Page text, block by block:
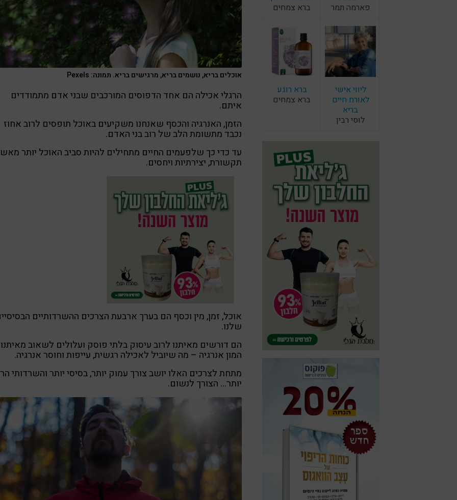
פארמה תמר
ברא צמחים
ליווי אישי
לאורח חיים
בריא
לוסי רבין
ברא רוגע
ברא צמחים
אוכלים בריא, נושמים בריא, מרגישים בריא. תמונה: Pexels
הרגלי אכילה הם אחד הדפוסים המורכבים שבני אדם מתמודדים
איתם.
הזמן, האנרגיה והכסף שאנחנו משקיעים באוכל תופסים לרוב אחוז
נכבד מתשומת הלב של רוב בני האדם.
עד כדי כך שלפעמים החיים מתחילים להיות סביב האוכל יותר
תקשורת, יצירתיות ויחסים.
אוכל, זמן, מין וכסף הם בערך ארבעת הצרכים ההשרדותיים
שלנו.
הם דורשים מאיתנו לרוב עיסוק בלתי פוסק ועלולים לשאוב מאיתנו
המון אנרגיה – מה שיוביל לאכילה רגשית, עייפות וחוסר אנרגיה.
מתחת לצרכים האלו יושב צורך עמוק יותר, בסיסי יותר והשרדותי
יותר… הצורך לנשום.